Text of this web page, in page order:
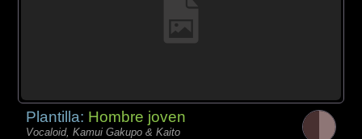
Plantilla: Hombre joven
Vocaloid, Kamui Gakupo & Kaito